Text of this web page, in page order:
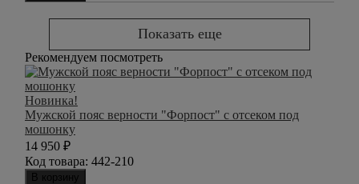
Показать еще
Рекомендуем посмотреть
Новинка!
Мужской пояс верности "Форпост" с отсеком под
мошонку
14 950 ₽
Код товара: 442-210
В корзину